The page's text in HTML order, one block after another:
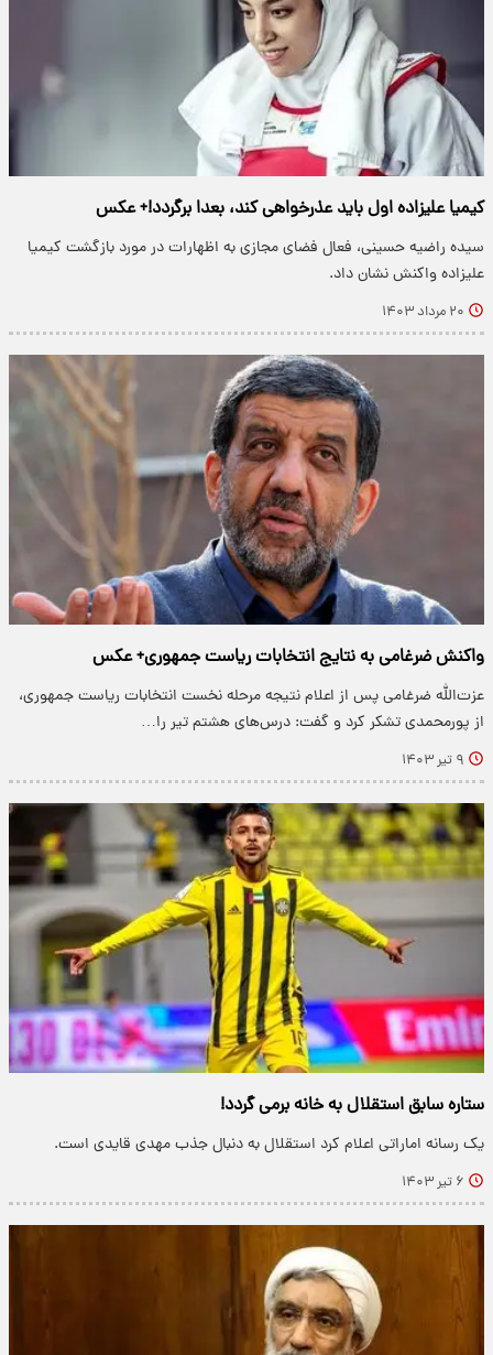
کیمیا علیزاده اول باید عذرخواهی کند، بعدا برگردد!+ عکس
سیده راضیه حسینی، فعال فضای مجازی به اظهارات در مورد بازگشت کیمیا
علیزاده واکنش نشان داد.
۲۰ مرداد ۱۴۰۳
واکنش ضرغامی به نتایج انتخابات ریاست جمهوری+ عکس
عزت‌الله ضرغامی پس از اعلام نتیجه مرحله نخست انتخابات ریاست جمهوری،
از پورمحمدی تشکر کرد و گفت: درس‌های هشتم تیر را…
۹ تیر ۱۴۰۳
ستاره سابق استقلال به خانه برمی گردد!
یک رسانه اماراتی اعلام کرد استقلال به دنبال جذب مهدی قایدی است.
۶ تیر ۱۴۰۳